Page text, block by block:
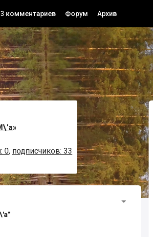
3 комментариев Форум Архив
»
0, подписчиков: 33